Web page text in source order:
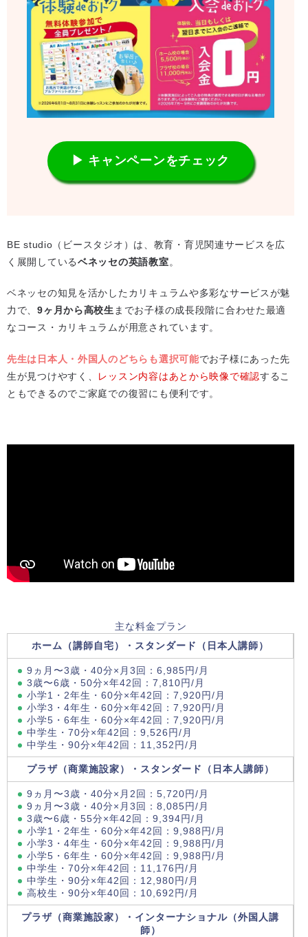
▶ キャンペーンをチェック
BE studio（ビースタジオ）は、教育・育児関連サービスを広
く展開しているベネッセの英語教室。
ベネッセの知見を活かしたカリキュラムや多彩なサービスが魅
力で、9ヶ月から高校生までお子様の成長段階に合わせた最適
なコース・カリキュラムが用意されています。
先生は日本人・外国人のどちらも選択可能でお子様にあった先
生が見つけやすく、 レッスン内容はあとから映像で確認するこ
ともできるのでご家庭での復習にも便利です。
主な料金プラン
ホーム（講師自宅）・スタンダード（日本人講師）
9ヵ月〜3歳・40分×月3回：6,985円/月
3歳〜6歳・50分×年42回：7,810円/月
小学1・2年生・60分×年42回：7,920円/月
小学3・4年生・60分×年42回：7,920円/月
小学5・6年生・60分×年42回：7,920円/月
中学生・70分×年42回：9,526円/月
中学生・90分×年42回：11,352円/月
プラザ（商業施設家）・スタンダード（日本人講師）
9ヵ月〜3歳・40分×月2回：5,720円/月
9ヵ月〜3歳・40分×月3回：8,085円/月
3歳〜6歳・55分×年42回：9,394円/月
小学1・2年生・60分×年42回：9,988円/月
小学3・4年生・60分×年42回：9,988円/月
小学5・6年生・60分×年42回：9,988円/月
中学生・70分×年42回：11,176円/月
中学生・90分×年42回：12,980円/月
高校生・90分×年40回：10,692円/月
プラザ（商業施設家）・インターナショナル（外国人講
師）